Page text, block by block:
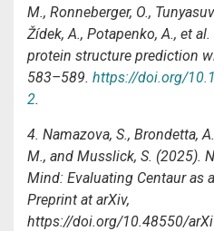
M., Ronneberger, O.,
Žídek, A., Potapenko, A., et
protein structure prediction
583–589. https://doi.org/
2.
4. Namazova, S., Brondetta,
M., and Musslick, S. (2025).
Mind: Evaluating Centaur as
Preprint at arXiv,
https://doi.org/10.48550/